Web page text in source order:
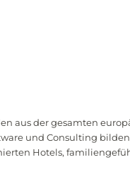
aus der gesamten
und Consulting
Hotels,